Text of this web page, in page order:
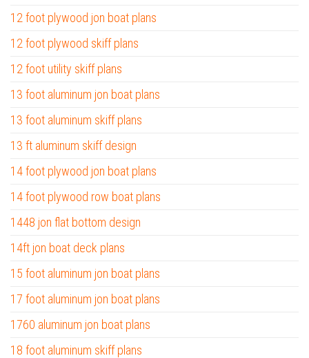
12 foot plywood jon boat plans
12 foot plywood skiff plans
12 foot utility skiff plans
13 foot aluminum jon boat plans
13 foot aluminum skiff plans
13 ft aluminum skiff design
14 foot plywood jon boat plans
14 foot plywood row boat plans
1448 jon flat bottom design
14ft jon boat deck plans
15 foot aluminum jon boat plans
17 foot aluminum jon boat plans
1760 aluminum jon boat plans
18 foot aluminum skiff plans